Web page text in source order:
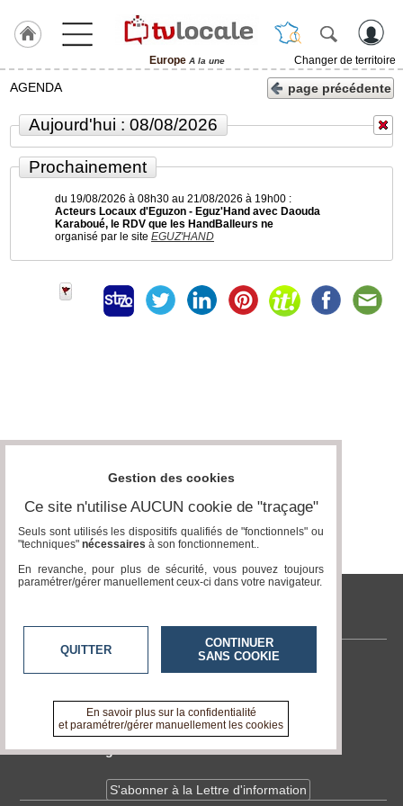
Europe A la une
Changer de territoire
J'adhère
ACCUEIL
Europe
RUBRIQUES
Médias
Blogs
Prémium
Inscription
pro
AGENDA page précédente
Aujourd'hui : 08/08/2026
Prochainement
du 19/08/2026 à 08h30 au 21/08/2026 à 19h00 :
Acteurs Locaux d'Eguzon - Eguz'Hand avec Daouda
Karaboué, le RDV que les HandBalleurs ne
organisé par le site EGUZ'HAND
tvlocale.fr
Contactez-nous
A propos de tvlocale.fr
Devenir délégué
S'abonner à la Lettre d'information
Gestion des cookies
Ce site n'utilise AUCUN cookie de "traçage"
Seuls sont utilisés les dispositifs qualifiés de "fonctionnels" ou
"techniques" nécessaires à son fonctionnement..
En revanche, pour plus de sécurité, vous pouvez toujours
paramétrer/gérer manuellement ceux-ci dans votre navigateur.
QUITTER
CONTINUER
SANS COOKIE
En savoir plus sur la confidentialité
et paramétrer/gérer manuellement les cookies